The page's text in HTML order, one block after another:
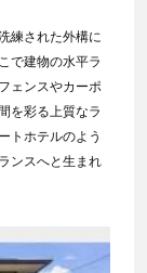
練された外構に
で建物の水平ラ
ェンスやカーポ
を彩る上質なラ
トホテルのよう
ンスへと生まれ